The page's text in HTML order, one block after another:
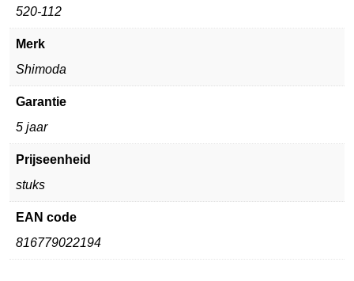
520-112
Merk
Shimoda
Garantie
5 jaar
Prijseenheid
stuks
EAN code
816779022194